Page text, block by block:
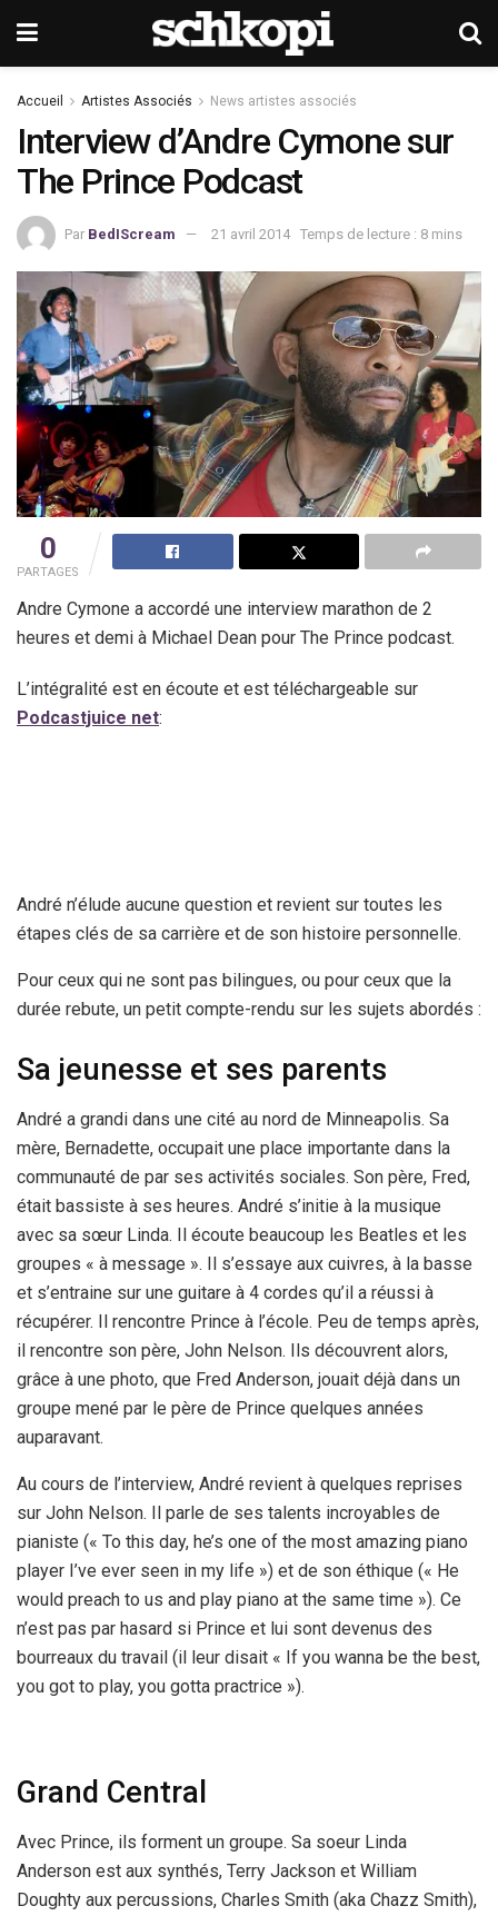
Accueil Artistes Associés News artistes associés
Interview d’Andre Cymone sur
The Prince Podcast
Par BedIScream 21 avril 2014 Temps de lecture : 8 mins
0
PARTAGES
Andre Cymone a accordé une interview marathon de 2
heures et demi à Michael Dean pour The Prince podcast.
L’intégralité est en écoute et est téléchargeable sur
Podcastjuice net:
André n’élude aucune question et revient sur toutes les
étapes clés de sa carrière et de son histoire personnelle.
Pour ceux qui ne sont pas bilingues, ou pour ceux que la
durée rebute, un petit compte-rendu sur les sujets abordés :
Sa jeunesse et ses parents
André a grandi dans une cité au nord de Minneapolis. Sa
mère, Bernadette, occupait une place importante dans la
communauté de par ses activités sociales. Son père, Fred,
était bassiste à ses heures. André s’initie à la musique
avec sa sœur Linda. Il écoute beaucoup les Beatles et les
groupes « à message ». Il s’essaye aux cuivres, à la basse
et s’entraine sur une guitare à 4 cordes qu’il a réussi à
récupérer. Il rencontre Prince à l’école. Peu de temps après,
il rencontre son père, John Nelson. Ils découvrent alors,
grâce à une photo, que Fred Anderson, jouait déjà dans un
groupe mené par le père de Prince quelques années
auparavant.
Au cours de l’interview, André revient à quelques reprises
sur John Nelson. Il parle de ses talents incroyables de
pianiste (« To this day, he’s one of the most amazing piano
player I’ve ever seen in my life ») et de son éthique (« He
would preach to us and play piano at the same time »). Ce
n’est pas par hasard si Prince et lui sont devenus des
bourreaux du travail (il leur disait « If you wanna be the best,
you got to play, you gotta practrice »).
Grand Central
Avec Prince, ils forment un groupe. Sa soeur Linda
Anderson est aux synthés, Terry Jackson et William
Doughty aux percussions, Charles Smith (aka Chazz Smith),